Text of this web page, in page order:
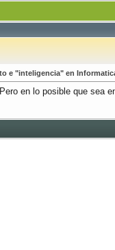
e "inteligencia" en
en lo posible que